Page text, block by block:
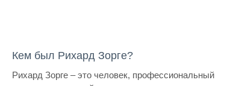
Кем был Рихард Зорге?
Рихард Зорге – это человек, профессиональный